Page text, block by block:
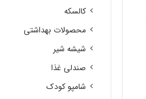
کالسکه
محصولات بهداشتی
شیشه شیر
صندلی غذا
شامپو کودک